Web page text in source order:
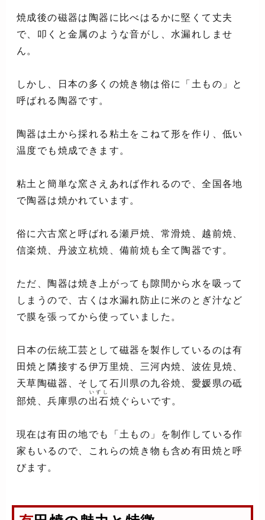
焼成後の磁器は陶器に比べはるかに堅くて丈夫
で、叩くと金属のような音がし、水漏れしませ
ん。
しかし、日本の多くの焼き物は俗に「土もの」と
呼ばれる陶器です。
陶器は土から採れる粘土をこねて形を作り、低い
温度でも焼成できます。
粘土と簡単な窯さえあれば作れるので、全国各地
で陶器は焼かれています。
俗に六古窯と呼ばれる瀬戸焼、常滑焼、越前焼、
信楽焼、丹波立杭焼、備前焼も全て陶器です。
ただ、陶器は焼き上がっても隙間から水を吸って
しまうので、古くは水漏れ防止に米のとぎ汁など
で膜を張ってから使っていました。
日本の伝統工芸として磁器を製作しているのは有
田焼と隣接する伊万里焼、三河内焼、波佐見焼、
天草陶磁器、そして石川県の九谷焼、愛媛県の砥
部焼、兵庫県の出石
いずし
焼ぐらいです。
現在は有田の地でも「土もの」を制作している作
家もいるので、これらの焼き物も含め有田焼と呼
びます。